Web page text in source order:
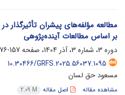
مطالعه مؤلفه‌های پیشران تأثیرگذار
بر اساس مطالعات آینده‌پژوهی
دوره 3، شماره 3، آذر 1404، صفحه
157-176
10.30466/GRFS.2025.56037.1095
مسعود حق لسان
مشاهده مقاله اصل مقاله 2.09 M